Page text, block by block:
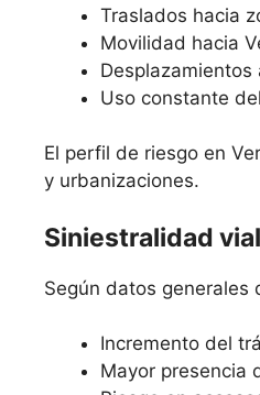
Traslados hacia
Movilidad hacia
Uso constante
El perfil de riesgo en
y urbanizaciones.
Siniestralidad
Según datos generales
Incremento del
Mayor presencia